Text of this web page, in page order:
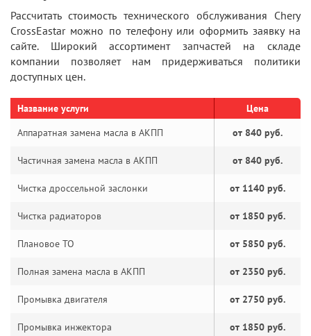
Рассчитать стоимость технического обслуживания Chery
CrossEastar можно по телефону или оформить заявку на
сайте. Широкий ассортимент запчастей на складе
компании позволяет нам придерживаться политики
доступных цен.
Название услуги
Цена
Аппаратная замена масла в АКПП
от 840 руб.
Частичная замена масла в АКПП от 840 руб.
Чистка дроссельной заслонки от 1140 руб.
Чистка радиаторов от 1850 руб.
Плановое ТО от 5850 руб.
Полная замена масла в АКПП от 2350 руб.
Промывка двигателя от 2750 руб.
Промывка инжектора от 1850 руб.